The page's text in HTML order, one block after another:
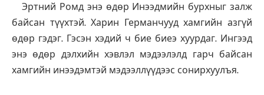
Эртний Ромд энэ өдөр Инээдмийн бурхныг залж
байсан түүхтэй. Харин Германчууд хамгийн азгүй
өдөр гэдэг. Гэсэн хэдий ч бие биеэ хуурдаг. Ингээд
энэ өдөр дэлхийн хэвлэл мэдээлэлд гарч байсан
хамгийн инээдэмтэй мэдээллүүдээс сонирхуулъя.